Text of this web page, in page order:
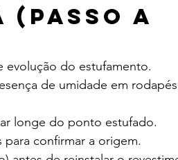
(passo a
evolução do estufamento.
de umidade em
longe do ponto estufado.
confirmar a origem.